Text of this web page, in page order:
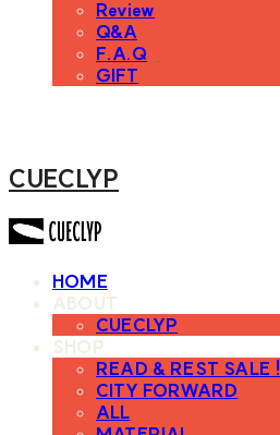
Review
Q&A
F.A.Q
GIFT
CUECLYP
HOME
ABOUT
CUECLYP
SHOP
READ & REST SALE !
CITY FORWARD
ALL